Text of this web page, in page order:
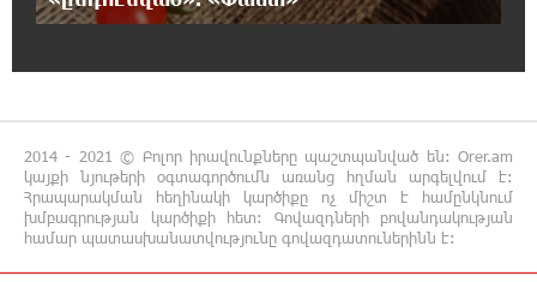
16:50:26 7-08-2026
անել
«ՀայաՔվեն» կանգնած է Հայ առաքելական
եկեղեցու պաշտպանության առաջնագծում.
մաս 2
16:26:52 7-08-2026
2014 - 2021 © Բոլոր իրավունքները պաշտպանված են: Orer.am
կայքի նյութերի օգտագործումն առանց հղման արգելվում է:
Հրապարակման հեղինակի կարծիքը ոչ միշտ է համընկնում
խմբագրության կարծիքի հետ: Գովազդների բովանդակության
համար պատասխանատվությունը գովազդատուներինն է: